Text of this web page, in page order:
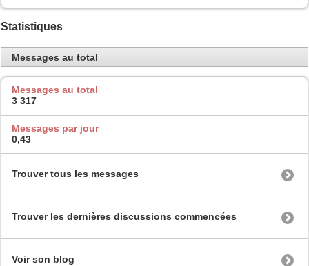
Statistiques
Messages au total
Messages au total
3 317
Messages par jour
0,43
Trouver tous les messages
Trouver les dernières discussions commencées
Voir son blog